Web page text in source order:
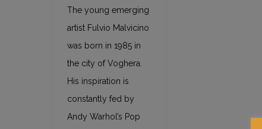
The young emerging
artist Fulvio Malvicino
was born in 1985 in
the city of Voghera.
His inspiration is
constantly fed by
Andy Warhol’s Pop